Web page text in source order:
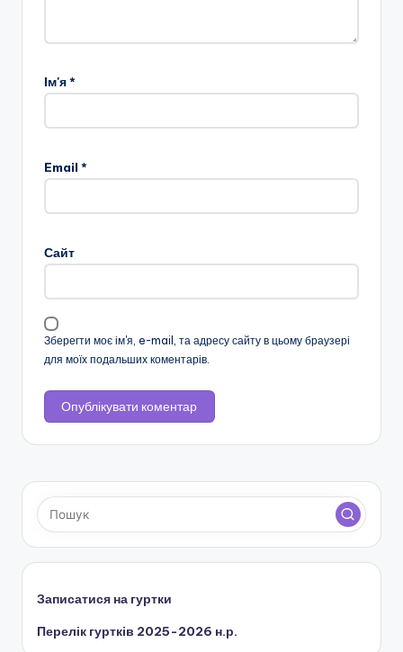
о
ї
о
с
в
и
"
в
н
е
н
ь
к
о
о
б
Ім'я*
Email *
Сайт
Зберегти моє ім'я, e-mail, та адресу сайту в цьому браузері
для моїх подальших коментарів.
Записатися на гуртки
Перелік гуртків 2025-2026 н.р.